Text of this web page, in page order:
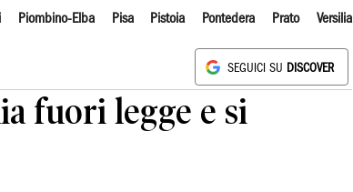
Piombino-Elba Pisa Pistoia Pontedera Prato Versilia
SEGUICI SU DISCOVER
fuori legge e si